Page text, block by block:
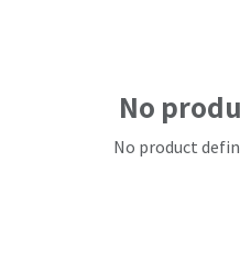
No
No product